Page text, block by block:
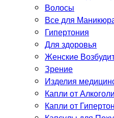
Волосы
Все для
Гипертония
Для здоровья
Женские
Зрение
Изделия
Капли от
Капли от